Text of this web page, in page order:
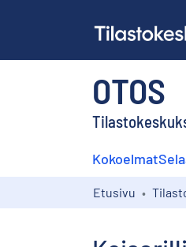
OTOS
Kokoelmat
Etusivu